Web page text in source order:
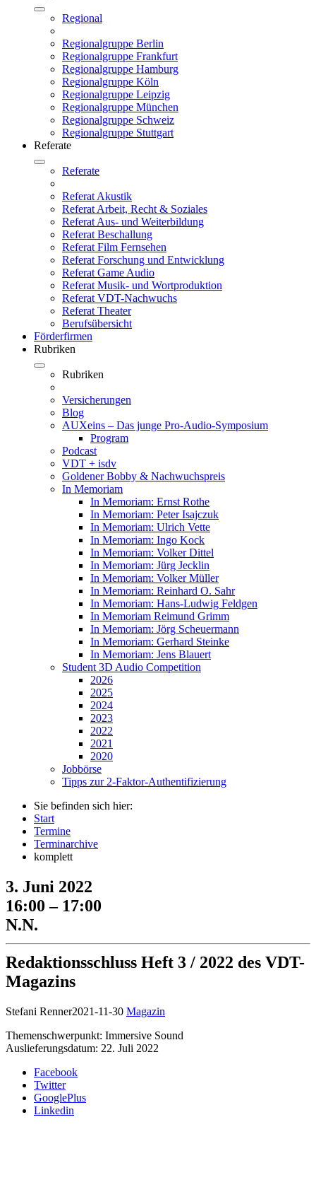
Regional
Regionalgruppe Berlin
Regionalgruppe Frankfurt
Regionalgruppe Hamburg
Regionalgruppe Köln
Regionalgruppe Leipzig
Regionalgruppe München
Regionalgruppe Schweiz
Regionalgruppe Stuttgart
Referate
Referate
Referat Akustik
Referat Arbeit, Recht & Soziales
Referat Aus- und Weiterbildung
Referat Beschallung
Referat Film Fernsehen
Referat Forschung und Entwicklung
Referat Game Audio
Referat Musik- und Wortproduktion
Referat VDT-Nachwuchs
Referat Theater
Berufsübersicht
Förderfirmen
Rubriken
Rubriken
Versicherungen
Blog
AUXeins – Das junge Pro-Audio-Symposium
Program
Podcast
VDT + isdv
Goldener Bobby & Nachwuchspreis
In Memoriam
In Memoriam: Ernst Rothe
In Memoriam: Peter Isajczuk
In Memoriam: Ulrich Vette
In Memoriam: Ingo Kock
In Memoriam: Volker Dittel
In Memoriam: Jürg Jecklin
In Memoriam: Volker Müller
In Memoriam: Reinhard O. Sahr
In Memoriam: Hans-Ludwig Feldgen
In Memoriam Reimund Grimm
In Memoriam: Jörg Scheuermann
In Memoriam: Gerhard Steinke
In Memoriam: Jens Blauert
Student 3D Audio Competition
2026
2025
2024
2023
2022
2021
2020
Jobbörse
Tipps zur 2-Faktor-Authentifizierung
Sie befinden sich hier:
Start
Termine
Terminarchive
komplett
3. Juni 2022
16:00 – 17:00
N.N.
Redaktionsschluss Heft 3 / 2022 des VDT-
Magazins
Stefani Renner2021-11-30 Magazin
Themenschwerpunkt: Immersive Sound
Auslieferungsdatum: 22. Juli 2022
Facebook
Twitter
GooglePlus
Linkedin